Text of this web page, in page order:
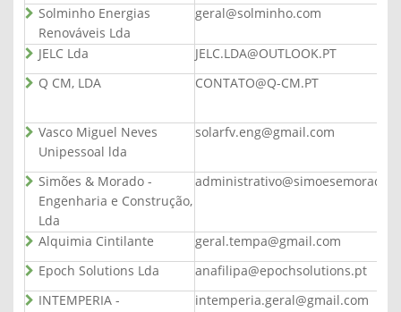
Solminho Energias
Renováveis Lda
geral@solminho.com
JELC Lda
JELC.LDA@OUTLOOK.PT
Q CM, LDA
CONTATO@Q-CM.PT
Vasco Miguel Neves
Unipessoal lda
solarfv.eng@gmail.com
Simões & Morado -
Engenharia e Construção,
Lda
Alquimia Cintilante
geral.tempa@gmail.com
Epoch Solutions Lda
anafilipa@epochsolutions.pt
INTEMPERIA -
intemperia.geral@gmail.com